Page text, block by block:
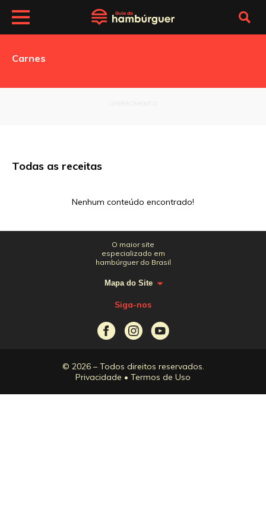
Carnes
Todas as receitas
Nenhum conteúdo encontrado!
O maior site
especializado em
hambúrguer do Brasil
Mapa do Site
Siga-nos
© 2026 – Todos direitos reservados.
Privacidade • Termos de Uso